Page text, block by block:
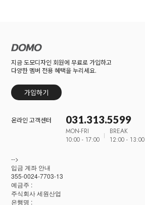
지금 도모디자인 회원에 무료로 가입하고
다양한 멤버 전용 혜택을 누리세요.
가입하기
온라인 고객센터 031.313.5599
MON-FRI
10:00 - 17:00
BREAK
12:00 - 13:00
-->
입금 계좌 안내
355-0024-7703-13
예금주 :
주식회사 세원산업
은행명 :